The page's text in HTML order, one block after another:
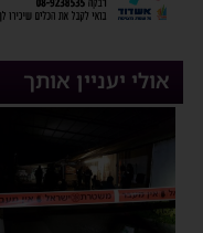
אולי יעניין אותך